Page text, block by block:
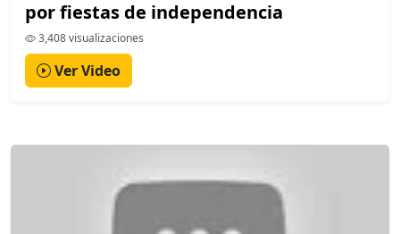
por fiestas de independencia
3,408 visualizaciones
Ver Video